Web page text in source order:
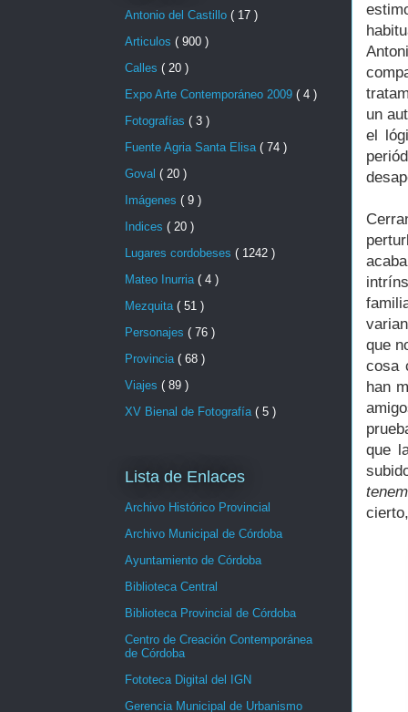
un
el
que
cosa
han
que
Antonio del Castillo ( 17 )
Articulos ( 900 )
Calles ( 20 )
Expo Arte Contemporáneo 2009 ( 4 )
Fotografías ( 3 )
Fuente Agria Santa Elisa ( 74 )
Goval ( 20 )
Imágenes ( 9 )
Indices ( 20 )
Lugares cordobeses ( 1242 )
Mateo Inurria ( 4 )
Mezquita ( 51 )
Personajes ( 76 )
Provincia ( 68 )
Viajes ( 89 )
XV Bienal de Fotografía ( 5 )
Lista de Enlaces
Archivo Histórico Provincial
Archivo Municipal de Córdoba
Ayuntamiento de Córdoba
Biblioteca Central
Biblioteca Provincial de Córdoba
Centro de Creación Contemporánea
de Córdoba
Fototeca Digital del IGN
Gerencia Municipal de Urbanismo